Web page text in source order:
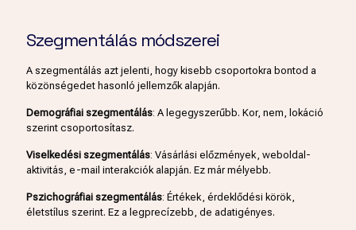
Szegmentálás módszerei
A szegmentálás azt jelenti, hogy kisebb csoportokra bontod a
közönségedet hasonló jellemzők alapján.
Demográfiai szegmentálás: A legegyszerűbb. Kor, nem, lokáció
szerint csoportosítasz.
Viselkedési szegmentálás: Vásárlási előzmények, weboldal-
aktivitás, e-mail interakciók alapján. Ez már mélyebb.
Pszichográfiai szegmentálás: Értékek, érdeklődési körök,
életstílus szerint. Ez a legprecízebb, de adatigényes.